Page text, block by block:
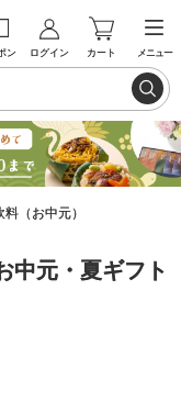
ン ログイン カート メニュー
（お中元）
中元・夏ギフト